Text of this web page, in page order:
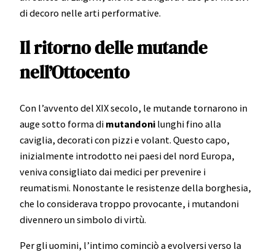
di decoro nelle arti performative.
Il ritorno delle mutande
nell’Ottocento
Con l’avvento del XIX secolo, le mutande tornarono in
auge sotto forma di mutandoni lunghi fino alla
caviglia, decorati con pizzi e volant. Questo capo,
inizialmente introdotto nei paesi del nord Europa,
veniva consigliato dai medici per prevenire i
reumatismi. Nonostante le resistenze della borghesia,
che lo considerava troppo provocante, i mutandoni
divennero un simbolo di virtù.
Per gli uomini, l’intimo cominciò a evolversi verso la